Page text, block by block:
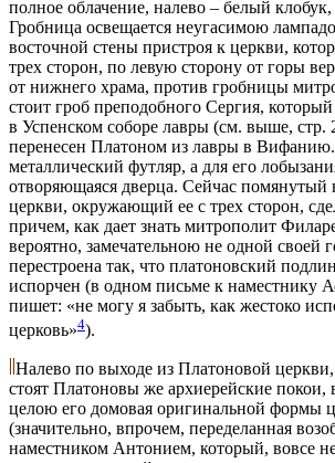
полное облачение, налево – белый
Гробница освещается неугасимою
восточной стены пристроя к церкви,
трех сторон, по левую сторону от горы
от нижнего храма, против гробницы
стоит гроб преподобного Сергия,
в Успенском соборе лавры (см. выше, стр.
перенесен Платоном из лавры в
металлический футляр, а для его
отворяющаяся дверца. Сейчас помянутый
церкви, окружающий ее с трех сторон,
причем, как дает знать митрополит
вероятно, замечательною не одной своей
перестроена так, что платоновский
испорчен (в одном письме к наместнику
пишет: «не могу я забыть, как жестоко
церковь»4).
Налево по выходе из Платоновой
стоят Платоновы же архиерейские покои,
целою его домовая оригинальной формы
(значительно, впрочем, переделанная
наместником Антонием, который, вовсе